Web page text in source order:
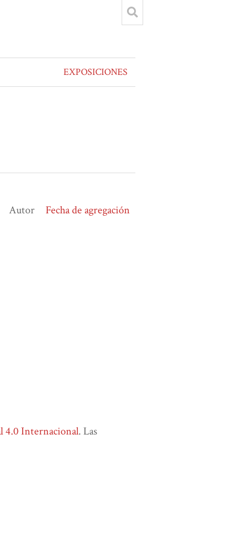
EXPOSICIONES
Autor Fecha de agregación
4.0 Internacional. Las